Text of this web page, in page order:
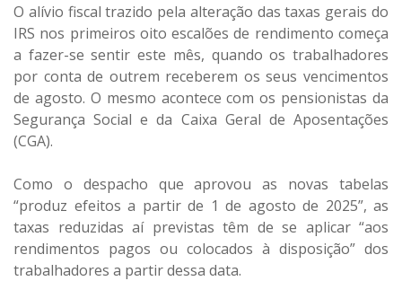
O alívio fiscal trazido pela alteração das taxas gerais do
IRS nos primeiros oito escalões de rendimento começa
a fazer-se sentir este mês, quando os trabalhadores
por conta de outrem receberem os seus vencimentos
de agosto. O mesmo acontece com os pensionistas da
Segurança Social e da Caixa Geral de Aposentações
(CGA).
Como o despacho que aprovou as novas tabelas
“produz efeitos a partir de 1 de agosto de 2025”, as
taxas reduzidas aí previstas têm de se aplicar “aos
rendimentos pagos ou colocados à disposição” dos
trabalhadores a partir dessa data.